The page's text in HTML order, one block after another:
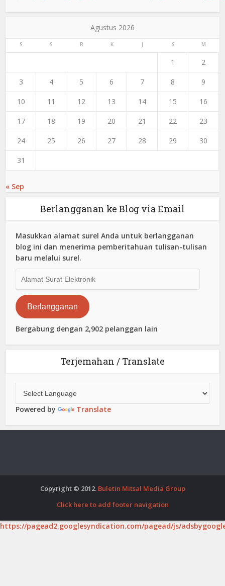
Agustus 2026
S S R K J S M
1 2
3 4 5 6 7 8 9
10 11 12 13 14 15 16
17 18 19 20 21 22 23
24 25 26 27 28 29 30
31
« Sep
Berlangganan ke Blog via Email
Masukkan alamat surel Anda untuk berlangganan
blog ini dan menerima pemberitahuan tulisan-tulisan
baru melalui surel.
Surat
Elektronik
Berlangganan
Bergabung dengan 2,902 pelanggan lain
Terjemahan / Translate
Powered by Translate
Copyright © 2012. Buletin Mitsal Media Group
Click here to add footer navigation
https://pagead2.googlesyndication.com/pagead/js/